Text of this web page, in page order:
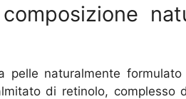
pelle naturalmente
di retinolo, complesso